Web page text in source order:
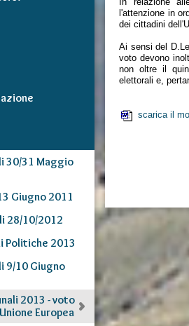
30/31 Maggio
Giugno 2011
28/10/2012
Politiche 2013
9/10 Giugno
2013 - voto
Europea
l'attenzione in
dei cittadini
Ai sensi del
voto devono
non oltre il
elettorali e,
scarica il